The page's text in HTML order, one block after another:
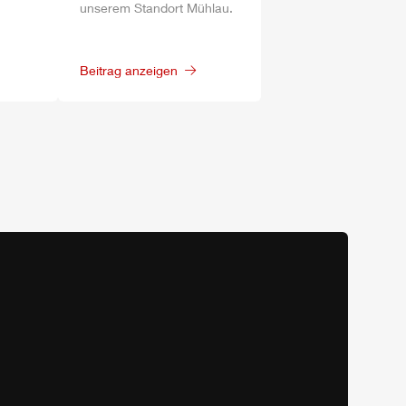
unserem Standort Mühlau.
Beitrag anzeigen